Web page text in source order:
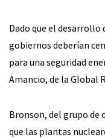
Dado que el
gobiernos deberían
para una seguridad
Amancio, de la Global
Bronson, del grupo
que las plantas